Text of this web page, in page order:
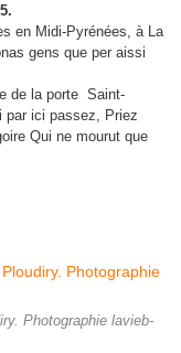
en Midi-Pyrénées, à La
gens que per aissi
de la porte Saint-
par ici passez, Priez
Qui ne mourut que
Photographie lavieb-